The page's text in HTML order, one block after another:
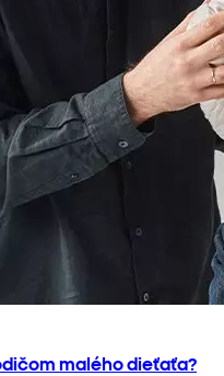
malého dieťaťa?